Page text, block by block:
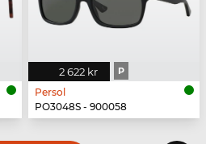
2 622 kr P
Persol
PO3048S - 900058